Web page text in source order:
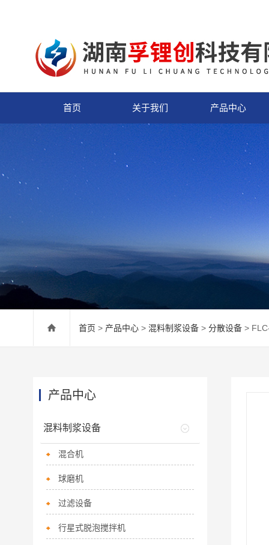
首页 关于我们 产品中心
首页 > 产品中心 > 混料制浆设备 > 分散设备 >
产品中心
混料制浆设备
混合机
球磨机
过滤设备
行星式脱泡搅拌机